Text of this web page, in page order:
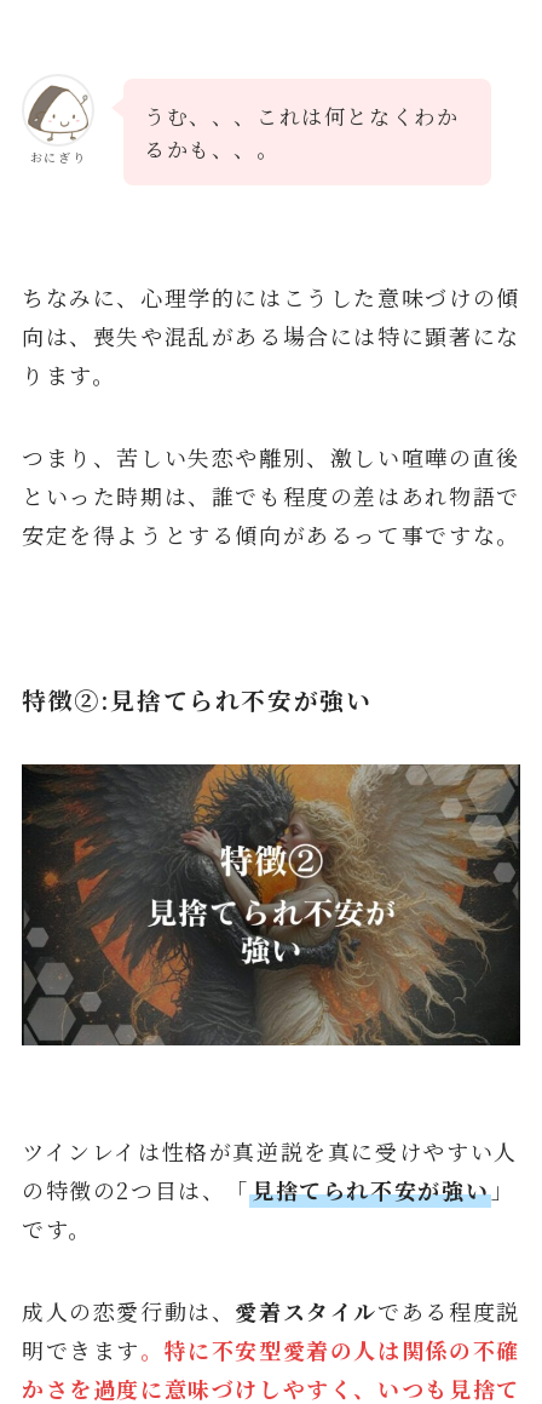
おにぎり
うむ、、、これは何となくわか
るかも、、。
ちなみに、心理学的にはこうした意味づけの傾
向は、喪失や混乱がある場合には特に顕著にな
ります。
つまり、苦しい失恋や離別、激しい喧嘩の直後
といった時期は、誰でも程度の差はあれ物語で
安定を得ようとする傾向があるって事ですな。
特徴②:見捨てられ不安が強い
ツインレイは性格が真逆説を真に受けやすい人
の特徴の2つ目は、「見捨てられ不安が強い 」
です。
成人の恋愛行動は、 愛着スタイルである程度説
明できます。特に不安型愛着の人は関係の不確
かさを過度に意味づけしやすく、いつも見捨て